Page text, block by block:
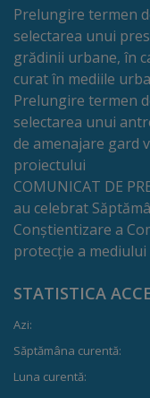
Comisii
de
Calitate
și
integritate
Servicii
Plăți
Prelungire termen
selectarea unui
grădinii urbane, în
curat în mediile
Prelungire termen
selectarea unui
de amenajare gard
proiectului
COMUNICAT DE
au celebrat
Conștientizare a
protecție a mediului
STATISTICA
Azi:
Săptămâna curentă:
Luna curentă: